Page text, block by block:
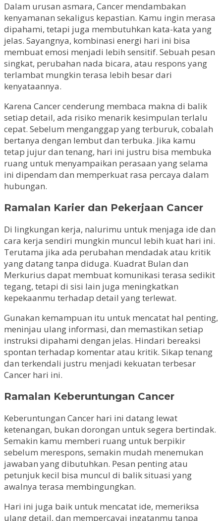
Dalam urusan asmara, Cancer mendambakan
kenyamanan sekaligus kepastian. Kamu ingin merasa
dipahami, tetapi juga membutuhkan kata-kata yang
jelas. Sayangnya, kombinasi energi hari ini bisa
membuat emosi menjadi lebih sensitif. Sebuah pesan
singkat, perubahan nada bicara, atau respons yang
terlambat mungkin terasa lebih besar dari
kenyataannya.
Karena Cancer cenderung membaca makna di balik
setiap detail, ada risiko menarik kesimpulan terlalu
cepat. Sebelum menganggap yang terburuk, cobalah
bertanya dengan lembut dan terbuka. Jika kamu
tetap jujur dan tenang, hari ini justru bisa membuka
ruang untuk menyampaikan perasaan yang selama
ini dipendam dan memperkuat rasa percaya dalam
hubungan.
Ramalan Karier dan Pekerjaan Cancer
Di lingkungan kerja, nalurimu untuk menjaga ide dan
cara kerja sendiri mungkin muncul lebih kuat hari ini.
Terutama jika ada perubahan mendadak atau kritik
yang datang tanpa diduga. Kuadrat Bulan dan
Merkurius dapat membuat komunikasi terasa sedikit
tegang, tetapi di sisi lain juga meningkatkan
kepekaanmu terhadap detail yang terlewat.
Gunakan kemampuan itu untuk mencatat hal penting,
meninjau ulang informasi, dan memastikan setiap
instruksi dipahami dengan jelas. Hindari bereaksi
spontan terhadap komentar atau kritik. Sikap tenang
dan terkendali justru menjadi kekuatan terbesar
Cancer hari ini.
Ramalan Keberuntungan Cancer
Keberuntungan Cancer hari ini datang lewat
ketenangan, bukan dorongan untuk segera bertindak.
Semakin kamu memberi ruang untuk berpikir
sebelum merespons, semakin mudah menemukan
jawaban yang dibutuhkan. Pesan penting atau
petunjuk kecil bisa muncul di balik situasi yang
awalnya terasa membingungkan.
Hari ini juga baik untuk mencatat ide, memeriksa
ulang detail, dan mempercayai ingatanmu tanpa